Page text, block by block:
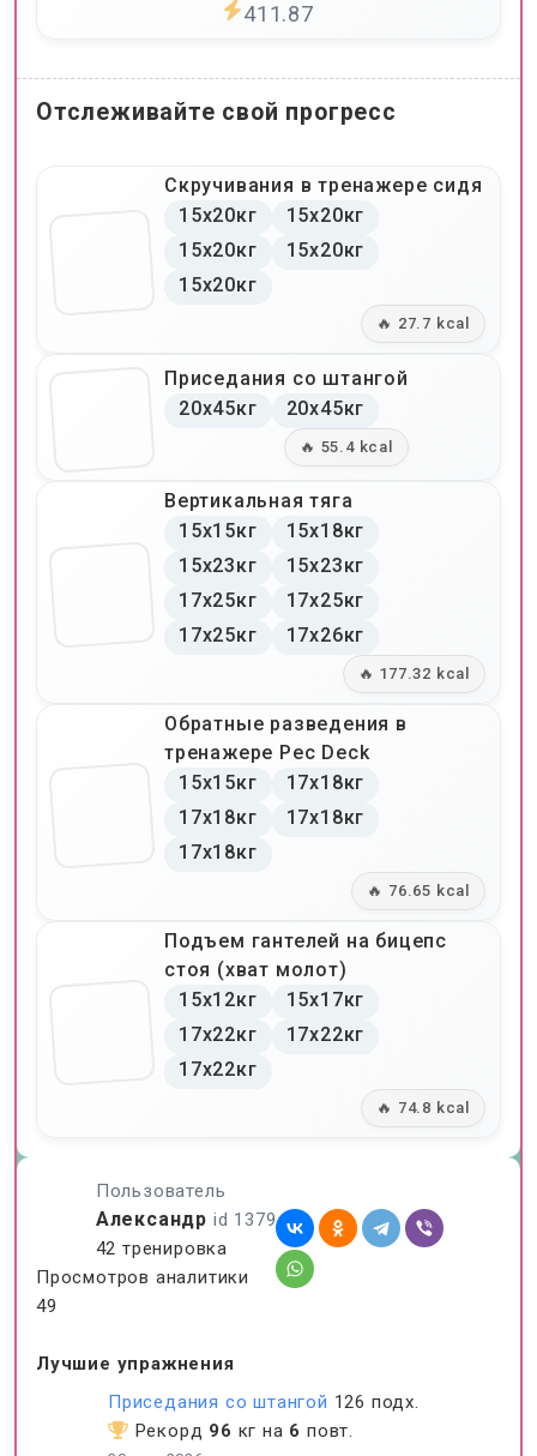
Пользователь
Александр id 1379
42 тренировка
Просмотров аналитики
49
Лучшие упражнения
Приседания со штангой 126 подх.
Рекорд 96 кг на 6 повт.
411.87
Отслеживайте свой прогресс
Скручивания в тренажере сидя
15x20кг
15x20кг
15x20кг
15x20кг
15x20кг
🔥 27.7 kcal
Приседания со штангой
20x45кг
20x45кг
🔥 55.4 kcal
Вертикальная тяга
15x15кг
15x18кг
15x23кг
15x23кг
17x25кг
17x25кг
17x25кг
17x26кг
🔥 177.32 kcal
Обратные разведения в
тренажере Pec Deck
15x15кг
17x18кг
17x18кг
17x18кг
17x18кг
🔥 76.65 kcal
Подъем гантелей на бицепс
стоя (хват молот)
15x12кг
15x17кг
17x22кг
17x22кг
17x22кг
🔥 74.8 kcal